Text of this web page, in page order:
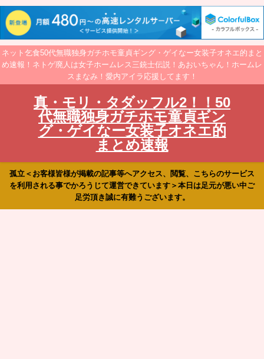
ネット乞食50代無職独身ガチホモ童貞ギング・ゲイなー女装子オネエ的まと
め速報！ネトゲ廃人は女子ホームレス三銃士伝説！あおいちゃん！ホームレ
スまなみ！愛内アイラ応援してます！
真・モリ・タダッフル2！！50
代無職独身ガチホモ童貞ギン
グ・ゲイなー女装子オネエ的
まとめ速報
孤立＜お客様皆様が掲載の記事等へアクセス、閲覧、こちらのサービス
を利用される事でかろうじて運営できています＞本日は足元が悪い中ご
足労頂き誠に有難うございます。